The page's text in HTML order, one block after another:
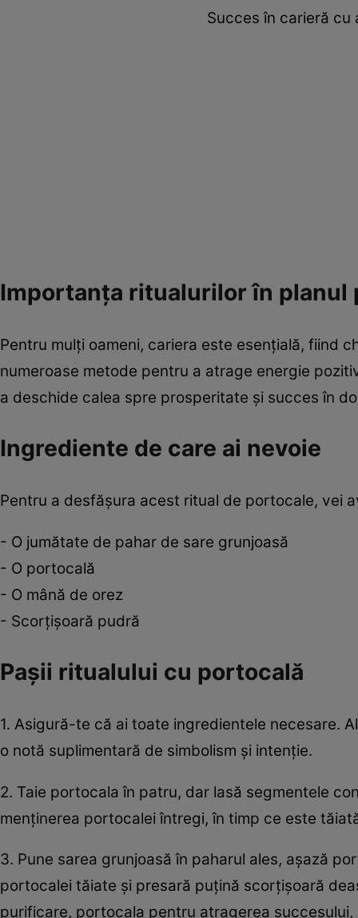
Succes în carieră cu
Importanța ritualurilor în planul
Pentru mulți oameni, cariera este esențială, fiind
numeroase metode pentru a atrage energie
a deschide calea spre prosperitate și succes în
Ingrediente de care ai nevoie
Pentru a desfășura acest ritual de portocale, vei
- O jumătate de pahar de sare grunjoasă
- O portocală
- O mână de orez
- Scorțișoară pudră
Pașii ritualului cu portocală
1. Asigură-te că ai toate ingredientele necesare.
o notă suplimentară de simbolism și intenție.
2. Taie portocala în patru, dar lasă segmentele
menținerea portocalei întregi, în timp ce este
3. Pune sarea grunjoasă în paharul ales, așază
portocalei tăiate și presară puțină scorțișoară
purificare, portocala pentru atragerea